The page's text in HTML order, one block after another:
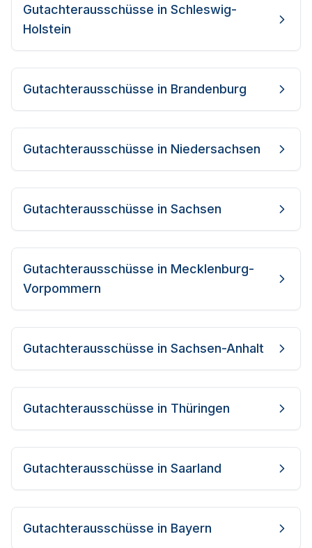
Gutachterausschüsse in Schleswig-
Holstein
Gutachterausschüsse in Brandenburg
Gutachterausschüsse in Niedersachsen
Gutachterausschüsse in Sachsen
Gutachterausschüsse in Mecklenburg-
Vorpommern
Gutachterausschüsse in Sachsen-Anhalt
Gutachterausschüsse in Thüringen
Gutachterausschüsse in Saarland
Gutachterausschüsse in Bayern